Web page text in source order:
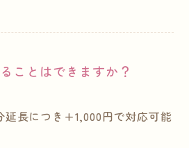
ことはできますか？
延長につき+1,000円で対応可能